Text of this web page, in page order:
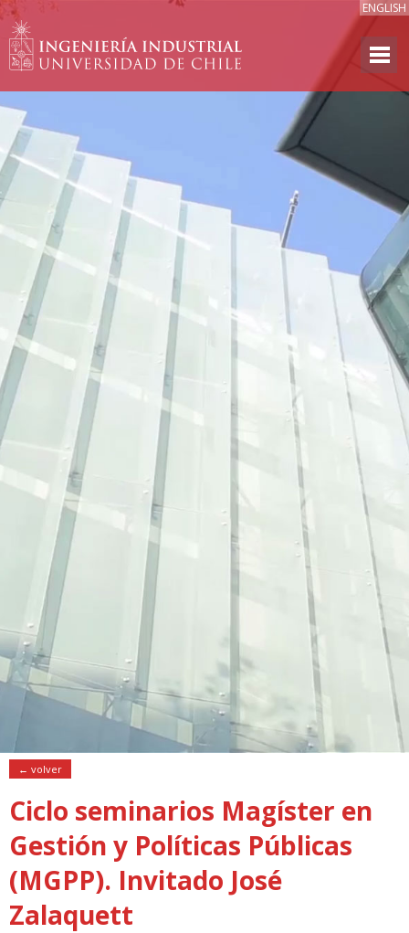
ENGLISH
← volver
Ciclo seminarios Magíster en
Gestión y Políticas Públicas
(MGPP). Invitado José
Zalaquett